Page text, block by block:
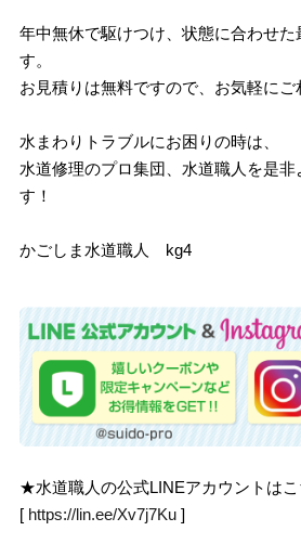
年中無休で駆けつけ、状態に合わせた
す。
お見積りは無料ですので、お気軽にご
水まわりトラブルにお困りの時は、
水道修理のプロ集団、水道職人を是非
す！
かごしま水道職人 kg4
★水道職人の公式LINEアカウントはこ
[ https://lin.ee/Xv7j7Ku ]